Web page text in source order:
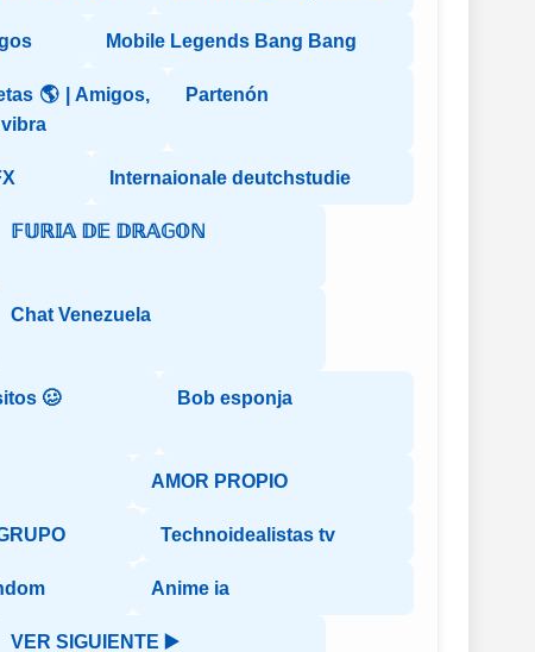
Mobile Legends Bang Bang
🌎 | Amigos,
Partenón
Internaionale deutchstudie
𝔽𝕌ℝ𝕀𝔸 𝔻𝔼 𝔻ℝ𝔸𝔾𝕆ℕ
Chat Venezuela
🥴 Bob esponja
AMOR PROPIO
Technoidealistas tv
Anime ia
VER SIGUIENTE ▶️